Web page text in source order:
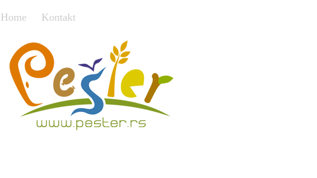
Home Kontakt